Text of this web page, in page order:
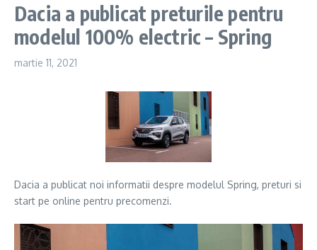
Dacia a publicat preturile pentru
modelul 100% electric – Spring
martie 11, 2021
Dacia a publicat noi informatii despre modelul Spring, preturi si
start pe online pentru precomenzi.